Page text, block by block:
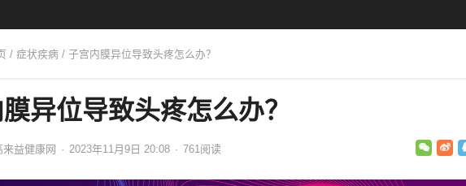
/ 症状疾病 / 子宫内膜异位导致头疼怎么办？
异位导致头疼怎么办？
来益健康网 · 2023年11月9日 20:08 · 761阅读